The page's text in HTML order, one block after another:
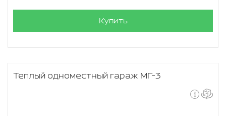
Купить
Теплый одноместный гараж МГ-3